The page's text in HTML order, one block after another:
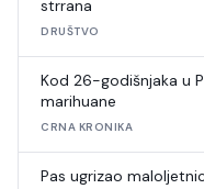
strrana
DRUŠTVO
Kod 26-godišnjaka u
marihuane
CRNA KRONIKA
Pas ugrizao